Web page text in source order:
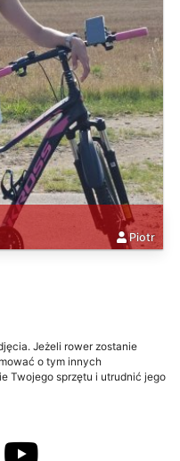
Piotr
Jeżeli rower zostanie
o tym innych
Twojego sprzętu i utrudnić jego